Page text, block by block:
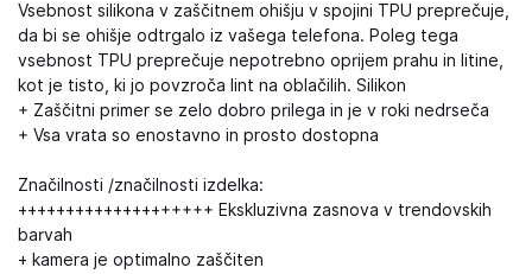
Vsebnost silikona v zaščitnem ohišju v spojini TPU preprečuje,
da bi se ohišje odtrgalo iz vašega telefona. Poleg tega
vsebnost TPU preprečuje nepotrebno oprijem prahu in litine,
kot je tisto, ki jo povzroča lint na oblačilih. Silikon
+ Zaščitni primer se zelo dobro prilega in je v roki nedrseča
+ Vsa vrata so enostavno in prosto dostopna
Značilnosti /značilnosti izdelka:
++++++++++++++++++++ Ekskluzivna zasnova v trendovskih
barvah
+ kamera je optimalno zaščiten